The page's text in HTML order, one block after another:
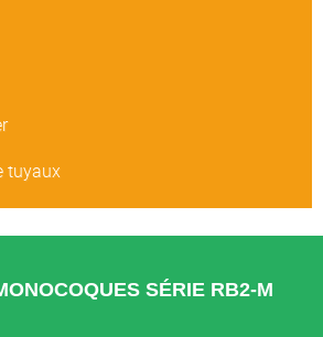
tuyaux
SÉRIE RB2-M